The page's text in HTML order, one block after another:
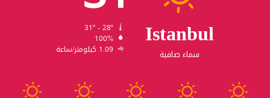
Istanbul
سماء صافية
100%
1.09 كيلومتر/ساعة